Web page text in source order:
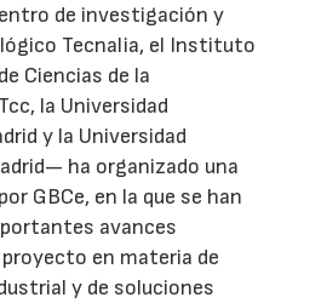
de investigación y
Tecnalia, el Instituto
Ciencias de la
la Universidad
y la Universidad
ha organizado una
GBCe, en la que se han
avances
en materia de
y de soluciones